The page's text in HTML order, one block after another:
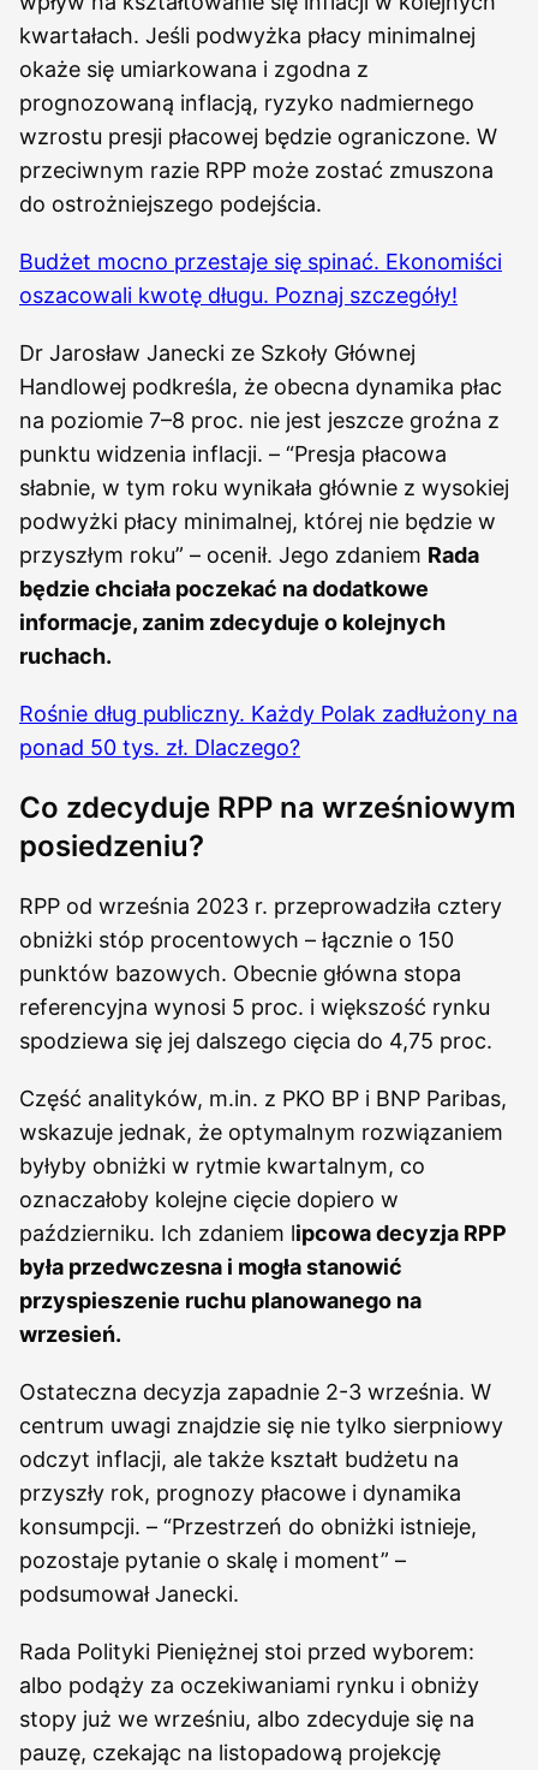
kwartałach. Jeśli podwyżka płacy minimalnej
okaże się umiarkowana i zgodna z
prognozowaną inflacją, ryzyko nadmiernego
wzrostu presji płacowej będzie ograniczone. W
przeciwnym razie RPP może zostać zmuszona
do ostrożniejszego podejścia.
Budżet mocno przestaje się spinać. Ekonomiści
oszacowali kwotę długu. Poznaj szczegóły!
Dr Jarosław Janecki ze Szkoły Głównej
Handlowej podkreśla, że obecna dynamika płac
na poziomie 7–8 proc. nie jest jeszcze groźna z
punktu widzenia inflacji. – “Presja płacowa
słabnie, w tym roku wynikała głównie z wysokiej
podwyżki płacy minimalnej, której nie będzie w
przyszłym roku” – ocenił. Jego zdaniem Rada
będzie chciała poczekać na dodatkowe
informacje, zanim zdecyduje o kolejnych
ruchach.
Rośnie dług publiczny. Każdy Polak zadłużony na
ponad 50 tys. zł. Dlaczego?
Co zdecyduje RPP na wrześniowym
posiedzeniu?
RPP od września 2023 r. przeprowadziła cztery
obniżki stóp procentowych – łącznie o 150
punktów bazowych. Obecnie główna stopa
referencyjna wynosi 5 proc. i większość rynku
spodziewa się jej dalszego cięcia do 4,75 proc.
Część analityków, m.in. z PKO BP i BNP Paribas,
wskazuje jednak, że optymalnym rozwiązaniem
byłyby obniżki w rytmie kwartalnym, co
oznaczałoby kolejne cięcie dopiero w
październiku. Ich zdaniem lipcowa decyzja RPP
była przedwczesna i mogła stanowić
przyspieszenie ruchu planowanego na
wrzesień.
Ostateczna decyzja zapadnie 2-3 września. W
centrum uwagi znajdzie się nie tylko sierpniowy
odczyt inflacji, ale także kształt budżetu na
przyszły rok, prognozy płacowe i dynamika
konsumpcji. – “Przestrzeń do obniżki istnieje,
pozostaje pytanie o skalę i moment” –
podsumował Janecki.
Rada Polityki Pieniężnej stoi przed wyborem:
albo podąży za oczekiwaniami rynku i obniży
stopy już we wrześniu, albo zdecyduje się na
pauzę, czekając na listopadową projekcję